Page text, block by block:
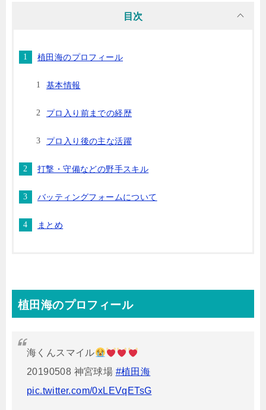
目次
植田海のプロフィール
基本情報
プロ入り前までの経歴
プロ入り後の主な活躍
打撃・守備などの野手スキル
バッティングフォームについて
まとめ
植田海のプロフィール
海くんスマイル
20190508 神宮球場 #植田海
pic.twitter.com/0xLEVqETsG